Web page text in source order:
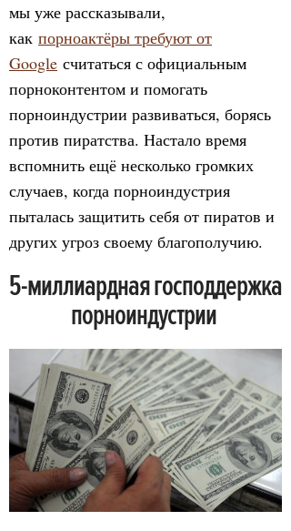
мы уже рассказывали,
как порноактёры требуют от
Google считаться с официальным
порноконтентом и помогать
порноиндустрии развиваться, борясь
против пиратства. Настало время
вспомнить ещё несколько громких
случаев, когда порноиндустрия
пыталась защитить себя от пиратов и
других угроз своему благополучию.
5-миллиардная господдержка
порноиндустрии